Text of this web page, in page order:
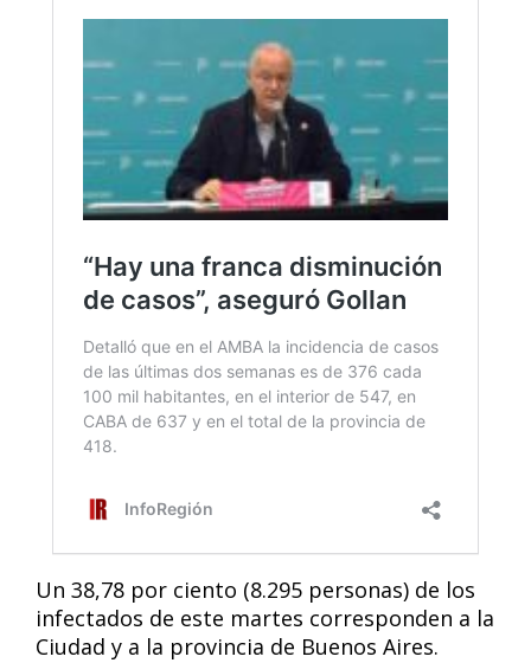
Un 38,78 por ciento (8.295 personas) de los
infectados de este martes corresponden a la
Ciudad y a la provincia de Buenos Aires.